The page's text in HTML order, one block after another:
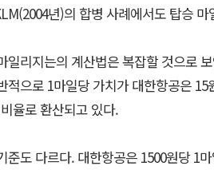
년)의 합병 사례에서도 탑승
일리지는의 계산법은 복잡할 것으로
적으로 1마일당 가치가 대한항공은
율로 환산되고 있다.
준도 다르다. 대한항공은 1500원당 1